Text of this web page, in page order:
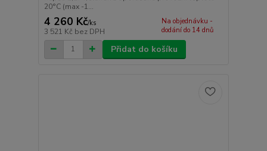
20°C (max -1...
4 260 Kč/ks
3 521 Kč bez DPH
Na objednávku -
dodání do 14 dnů
Přidat do košíku